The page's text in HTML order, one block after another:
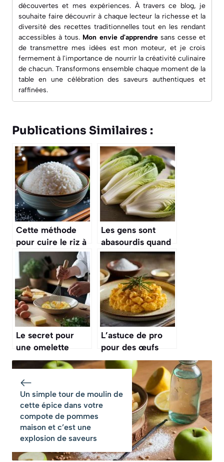
découvertes et mes expériences. À travers ce blog, je
souhaite faire découvrir à chaque lecteur la richesse et la
diversité des recettes traditionnelles tout en les rendant
accessibles à tous. Mon envie d'apprendresans cesse et
de transmettre mes idées est mon moteur, et je crois
fermement à l'importance de nourrir la créativité culinaire
de chacun. Transformons ensemble chaque moment de la
table en une célébration des saveurs authentiques et
raffinées.
Publications Similaires :
Cette méthode
pour cuire le riz à
la japonaise, pour
des sushis parfaits
Les gens sont
abasourdis quand
ils apprennent que
les endives que
nous mangeons
poussent une
deuxième fois et
dans le noir
complet
Le secret pour
une omelette
parfaite à chaque
fois, c’est un
geste simple de
chef
L’astuce de pro
pour des œufs
brouillés parfaits
et crémeux, c’est
le secret d’un bon
petit-déjeuner
Un simple tour de moulin de
cette épice dans votre
compote de pommes
maison et c’est une
explosion de saveurs